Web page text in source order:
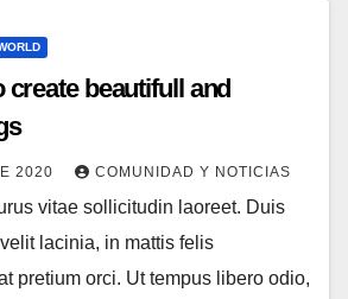
create beautifull and
2020 COMUNIDAD Y NOTICIAS
vitae sollicitudin laoreet. Duis
lacinia, in mattis felis
pretium orci. Ut tempus libero odio,